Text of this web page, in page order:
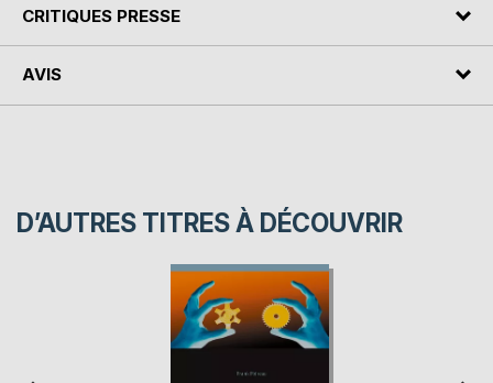
CRITIQUES PRESSE
AVIS
D’AUTRES TITRES À DÉCOUVRIR